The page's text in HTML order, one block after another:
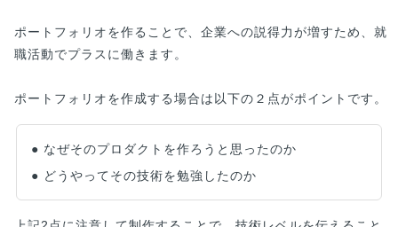
ポートフォリオを作ることで、企業への説得力が増すため、就
職活動でプラスに働きます。
ポートフォリオを作成する場合は以下の２点がポイントです。
● なぜそのプロダクトを作ろうと思ったのか
● どうやってその技術を勉強したのか